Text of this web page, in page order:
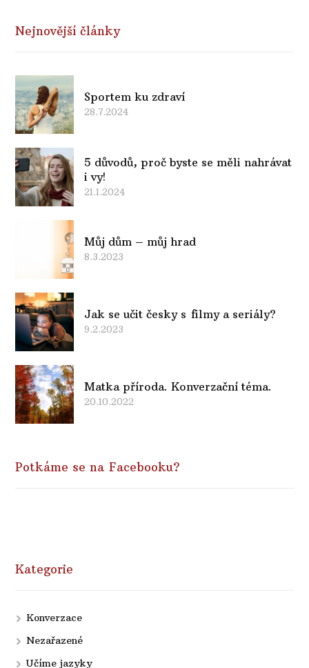
Nejnovější články
Sportem ku zdraví
28.7.2024
5 důvodů, proč byste se měli nahrávat
i vy!
21.1.2024
Můj dům – můj hrad
8.3.2023
Jak se učit česky s filmy a seriály?
9.2.2023
Matka příroda. Konverzační téma.
20.10.2022
Potkáme se na Facebooku?
Kategorie
Konverzace
Nezařazené
Učíme jazyky